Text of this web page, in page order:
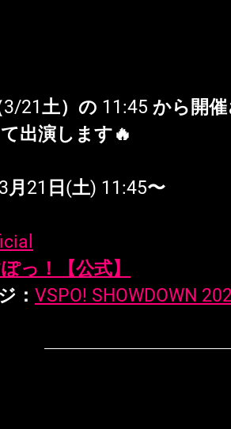
3/21土）の 11:45 から開
出演します🔥
月21日(土) 11:45〜
っ！【公式】
： VSPO! SHOWDOWN